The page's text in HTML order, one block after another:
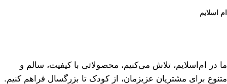
ام اسلایم
ما در ام‌اسلایم، تلاش می‌کنیم، محصولاتی با کیفیت، سالم و
متنوع برای مشتریان عزیزمان، از کودک تا بزرگسال فراهم کنیم.